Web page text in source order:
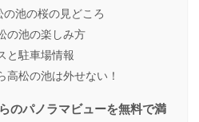
池の桜の見どころ
の池の楽しみ方
と駐車場情報
高松の池は外せない！
のパノラマビューを無料で満